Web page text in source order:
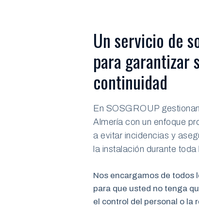
Un servicio de
para garantizar
continuidad
En SOSGROUP
Almería con un enfoque
a evitar incidencias y
la instalación durante
Nos encargamos de todos
para que usted no tenga
el control del personal o la